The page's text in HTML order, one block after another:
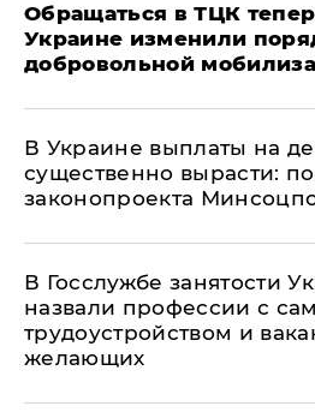
Обращаться в ТЦК
Украине изменили
добровольной
В Украине выплаты на
существенно вырасти:
законопроекта
В Госслужбе занятости
назвали профессии с
трудоустройством и
желающих